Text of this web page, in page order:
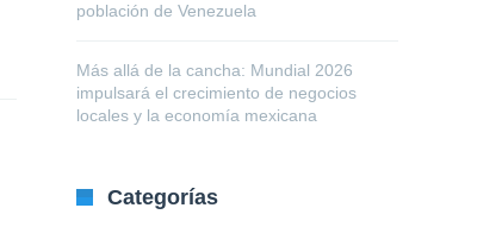
población de Venezuela
Más allá de la cancha: Mundial 2026
impulsará el crecimiento de negocios
locales y la economía mexicana
Categorías